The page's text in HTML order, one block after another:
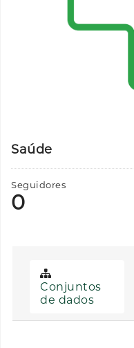
Saúde
Seguidores
0
Conjuntos
de dados